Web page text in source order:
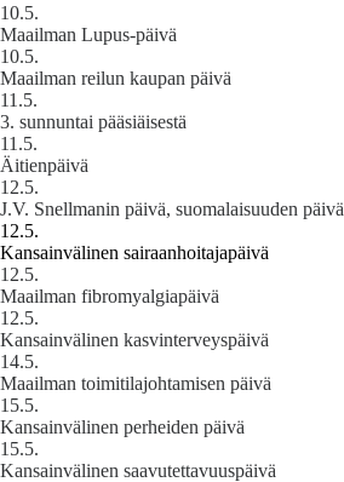
10.5.
Maailman Lupus-päivä
10.5.
Maailman reilun kaupan päivä
11.5.
3. sunnuntai pääsiäisestä
11.5.
Äitienpäivä
12.5.
J.V. Snellmanin päivä, suomalaisuuden päivä
12.5.
Kansainvälinen sairaanhoitajapäivä
12.5.
Maailman fibromyalgiapäivä
12.5.
Kansainvälinen kasvinterveyspäivä
14.5.
Maailman toimitilajohtamisen päivä
15.5.
Kansainvälinen perheiden päivä
15.5.
Kansainvälinen saavutettavuuspäivä